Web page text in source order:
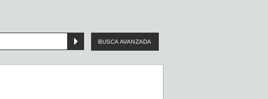
BUSCA AVANZADA